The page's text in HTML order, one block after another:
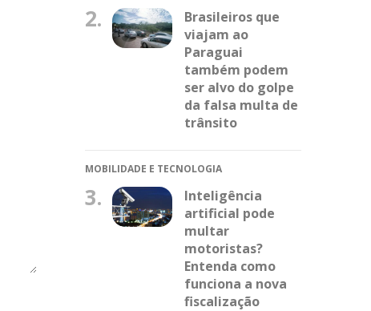
2.
Brasileiros que
viajam ao
Paraguai
também podem
ser alvo do golpe
da falsa multa de
trânsito
MOBILIDADE E TECNOLOGIA
3.
Inteligência
artificial pode
multar
motoristas?
Entenda como
funciona a nova
fiscalização